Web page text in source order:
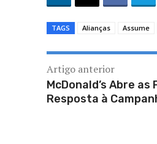
TAGS Alianças Assume
Artigo anterior
McDonald’s Abre
Resposta à